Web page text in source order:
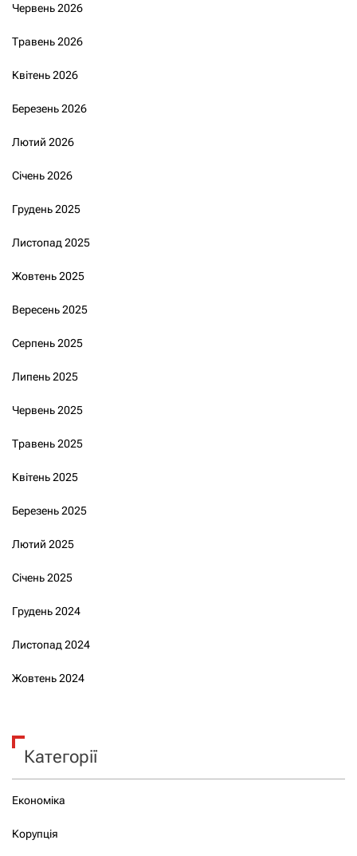
Червень 2026
Травень 2026
Квітень 2026
Березень 2026
Лютий 2026
Січень 2026
Грудень 2025
Листопад 2025
Жовтень 2025
Вересень 2025
Серпень 2025
Липень 2025
Червень 2025
Травень 2025
Квітень 2025
Березень 2025
Лютий 2025
Січень 2025
Грудень 2024
Листопад 2024
Жовтень 2024
Категорії
Економіка
Корупція